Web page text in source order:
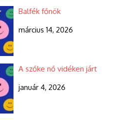
Balfék főnök
március 14, 2026
A szőke nő vidéken járt
január 4, 2026